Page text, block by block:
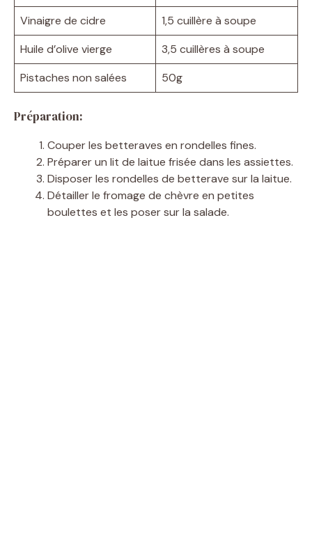
Vinaigre de cidre
1,5 cuillère à soupe
Huile d’olive vierge
3,5 cuillères à soupe
Pistaches non salées
50g
Préparation:
Couper les betteraves en rondelles fines.
Préparer un lit de laitue frisée dans les assiettes.
Disposer les rondelles de betterave sur la laitue.
Détailler le fromage de chèvre en petites
boulettes et les poser sur la salade.